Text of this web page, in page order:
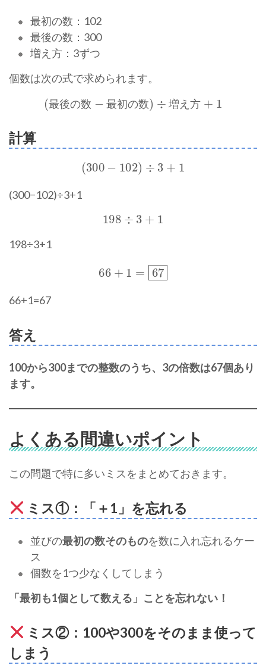
最初の数：102
最後の数：300
増え方：3ずつ
個数は次の式で求められます。
最 後 の 数 最 初 の 数 増 え 方
(最後の数 − 最初の数) ÷ 増え方 + 1
計算
(300 − 102) ÷ 3 + 1
(300−102)÷3+1
198 ÷ 3 + 1
198÷3+1
66 + 1 = \boxed{67}
66+1=67​
答え
100から300までの整数のうち、3の倍数は67個あり
ます。
よくある間違いポイント
この問題で特に多いミスをまとめておきます。
ミス①：「＋1」を忘れる
並びの最初の数そのものを数に入れ忘れるケー
ス
個数を1つ少なくしてしまう
「最初も1個として数える」ことを忘れない！
ミス②：100や300をそのまま使って
しまう